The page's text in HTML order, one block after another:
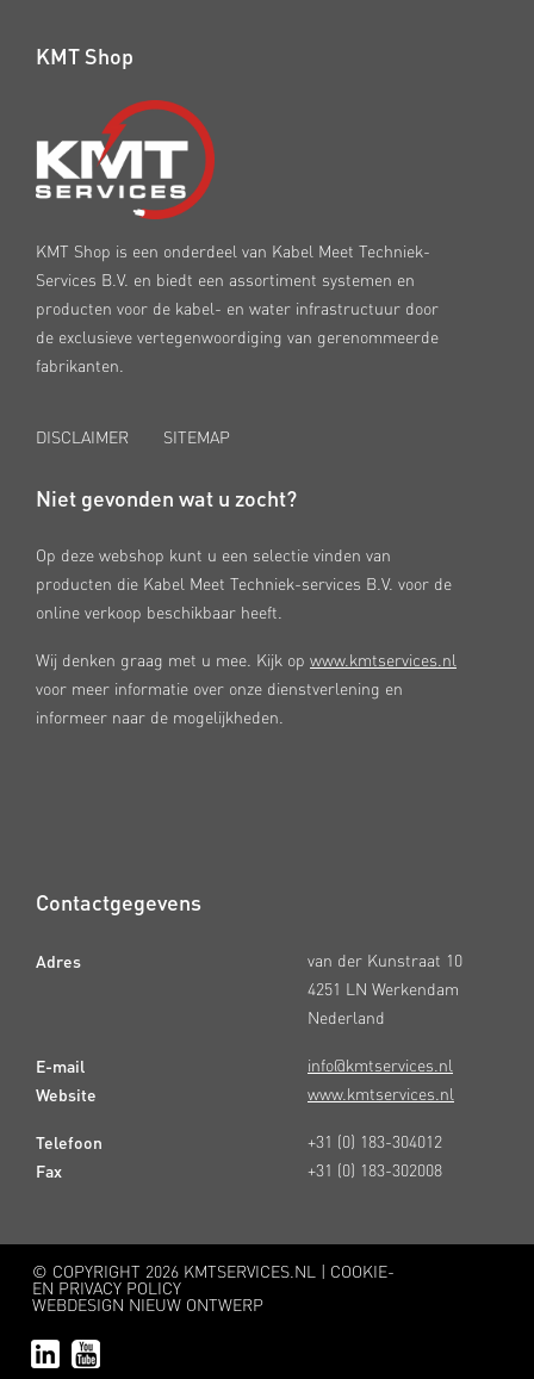
KMT Shop
KMT Shop is een onderdeel van Kabel Meet Techniek-
Services B.V. en biedt een assortiment systemen en
producten voor de kabel- en water infrastructuur door
de exclusieve vertegenwoordiging van gerenommeerde
fabrikanten.
DISCLAIMER SITEMAP
Niet gevonden wat u zocht?
Op deze webshop kunt u een selectie vinden van
producten die Kabel Meet Techniek-services B.V. voor de
online verkoop beschikbaar heeft.
Wij denken graag met u mee. Kijk op www.kmtservices.nl
voor meer informatie over onze dienstverlening en
informeer naar de mogelijkheden.
Contactgegevens
Adres
E-mail
Website
Telefoon
Fax
van der Kunstraat 10
4251 LN Werkendam
Nederland
info@kmtservices.nl
www.kmtservices.nl
+31 (0) 183-304012
+31 (0) 183-302008
© COPYRIGHT 2026 KMTSERVICES.NL | COOKIE-
EN PRIVACY POLICY
WEBDESIGN NIEUW ONTWERP